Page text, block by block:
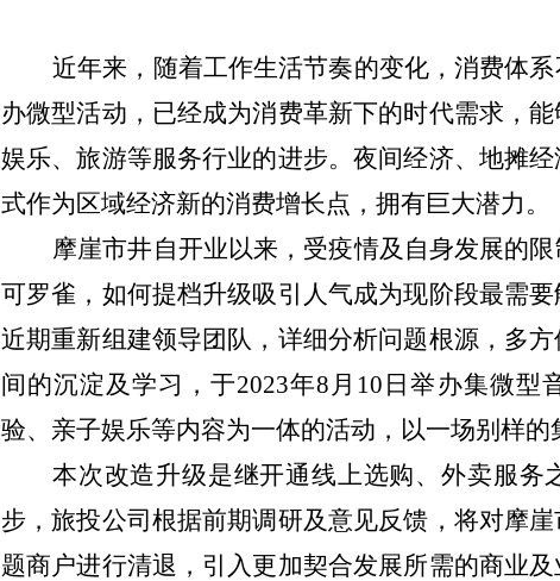
近年来，随着工作生活节奏的变化，消费体
办微型活动，已经成为消费革新下的时代需求，能
娱乐、旅游等服务行业的进步。夜间经济、地摊
式作为区域经济新的消费增长点，拥有巨大潜力。
摩崖市井自开业以来，受疫情及自身发展的
可罗雀，如何提档升级吸引人气成为现阶段最需
近期重新组建领导团队，详细分析问题根源，多
间的沉淀及学习，于2023年8 月 10 日举办集微型
验、亲子娱乐等内容为一体的活动，以一场别样的
本次改造升级是继开通线上选购、外卖服务
步，旅投公司根据前期调研及意见反馈，将对摩
题商户进行清退，引入更加契合发展所需的商业